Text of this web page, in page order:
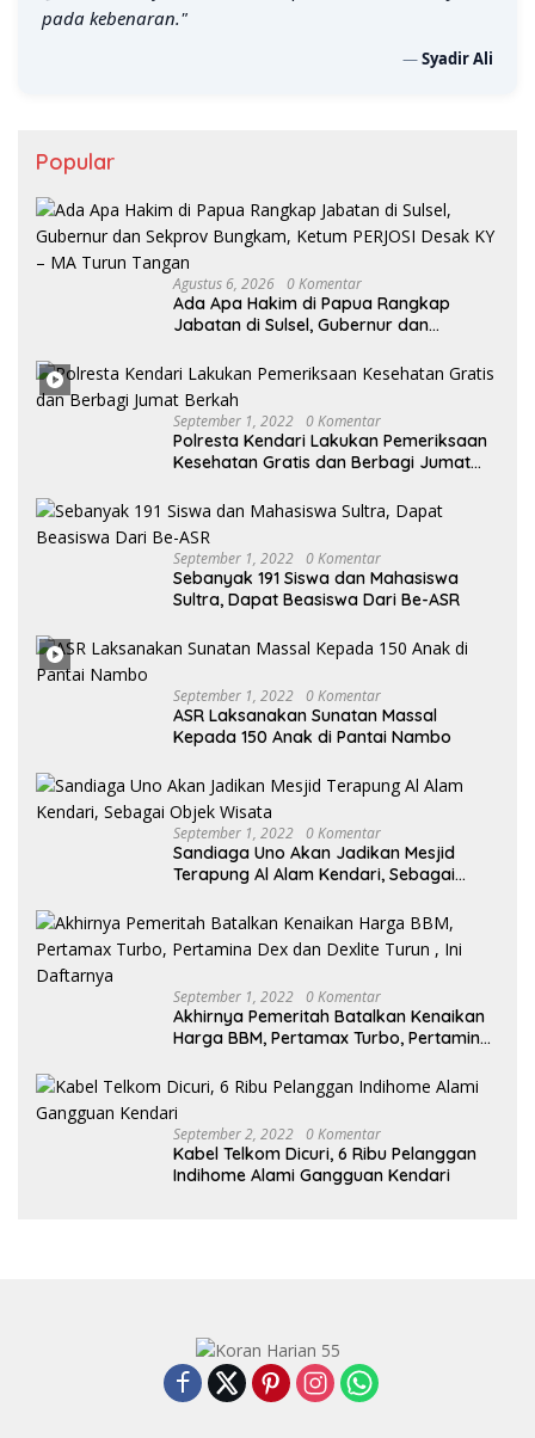
pada kebenaran."
—Syadir Ali
Popular
Agustus 6, 2026 0 Komentar
Ada Apa Hakim di Papua Rangkap
Jabatan di Sulsel, Gubernur dan
Desak KY – MA Turun Tangan
September 1, 2022 0 Komentar
Polresta Kendari Lakukan Pemeriksaan
Kesehatan Gratis dan Berbagi Jumat
September 1, 2022 0 Komentar
Sebanyak 191 Siswa dan Mahasiswa
Sultra, Dapat Beasiswa Dari Be-ASR
September 1, 2022 0 Komentar
ASR Laksanakan Sunatan Massal
Kepada 150 Anak di Pantai Nambo
September 1, 2022 0 Komentar
Sandiaga Uno Akan Jadikan Mesjid
Terapung Al Alam Kendari, Sebagai
September 1, 2022 0 Komentar
Akhirnya Pemeritah Batalkan Kenaikan
Harga BBM, Pertamax Turbo, Pertamina
September 2, 2022 0 Komentar
Kabel Telkom Dicuri, 6 Ribu Pelanggan
Indihome Alami Gangguan Kendari